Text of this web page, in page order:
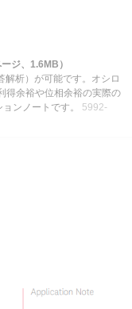
ジ、1.6MB）
解析）が可能です。オシロ
得余裕や位相余裕の実際の
ンノート です。
5992-